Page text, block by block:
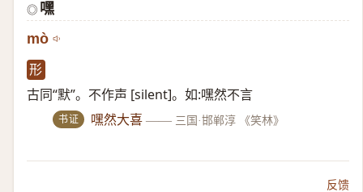
◎ 嘿
mò
形
古同“默”。不作声 [silent]。如:嘿然不言
书证 嘿然大喜 —— 三国·邯郸淳 《笑林》
反馈